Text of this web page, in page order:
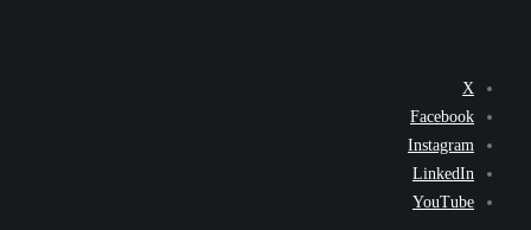
X
Facebook
Instagram
LinkedIn
YouTube